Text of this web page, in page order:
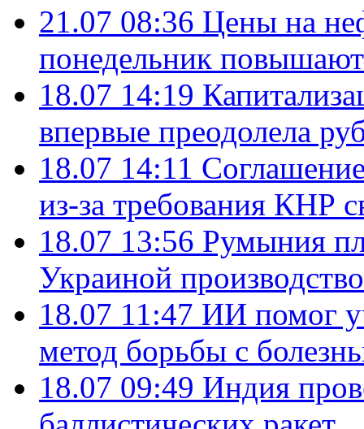
21.07 08:36 Цены на
понедельник
18.07 14:19
впервые преодолела
18.07 14:11
из-за требования КНР
18.07 13:56 Румыния
Украиной
18.07 11:47 ИИ помог
метод борьбы с
18.07 09:49 Индия